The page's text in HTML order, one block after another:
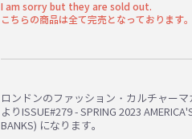
I am sorry but they are sold out.
こちらの商品は全て完売となっております。
ロンドンのファッション・カルチャーマ
よりISSUE#279 - SPRING 2023
BANKS) になります。